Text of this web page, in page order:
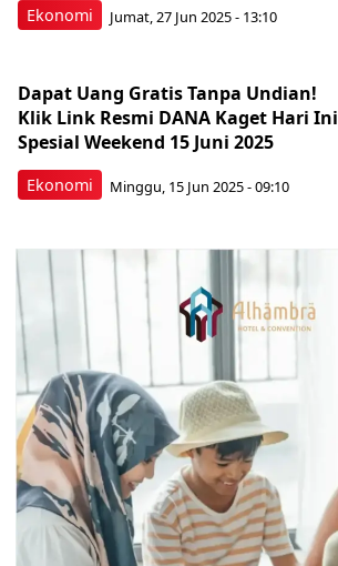
Ekonomi Jumat, 27 Jun 2025 - 13:10
Ekonomi
Dapat Uang Gratis Tanpa Undian!
Klik Link Resmi DANA Kaget Hari Ini
Spesial Weekend 15 Juni 2025
Minggu, 15 Jun 2025 - 09:10